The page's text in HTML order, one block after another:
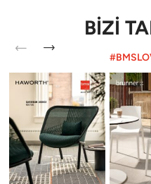
BİZİ